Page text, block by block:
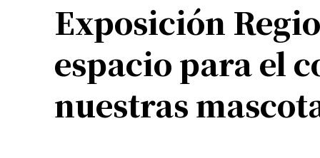
Exposición
espacio para el
nuestras